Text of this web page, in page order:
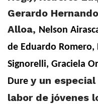
Gerardo
Alloa, Nelson
de Eduardo Romero,
Signorelli, Graciela
Dure y un
labor de jóvenes